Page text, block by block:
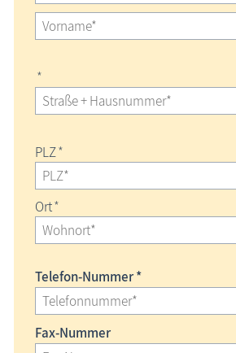
*
PLZ*
Ort*
Telefon-Nummer *
Fax-Nummer